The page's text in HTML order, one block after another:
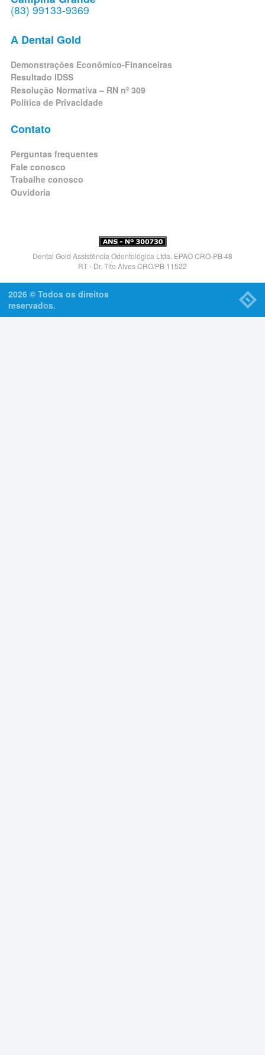
(83) 99133-9369
A Dental Gold
Demonstrações Econômico-Financeiras
Resultado IDSS
Resolução Normativa – RN nº 309
Política de Privacidade
Contato
Perguntas frequentes
Fale conosco
Trabalhe conosco
Ouvidoria
Dental Gold Assistência Odontológica Ltda. EPAO CRO-PB 48
RT - Dr. Tito Alves CRO/PB 11522
2026 © Todos os direitos
reservados.